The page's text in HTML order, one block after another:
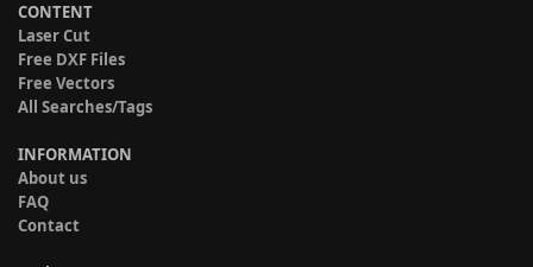
CONTENT
Laser Cut
Free DXF Files
Free Vectors
All Searches/Tags
INFORMATION
About us
FAQ
Contact